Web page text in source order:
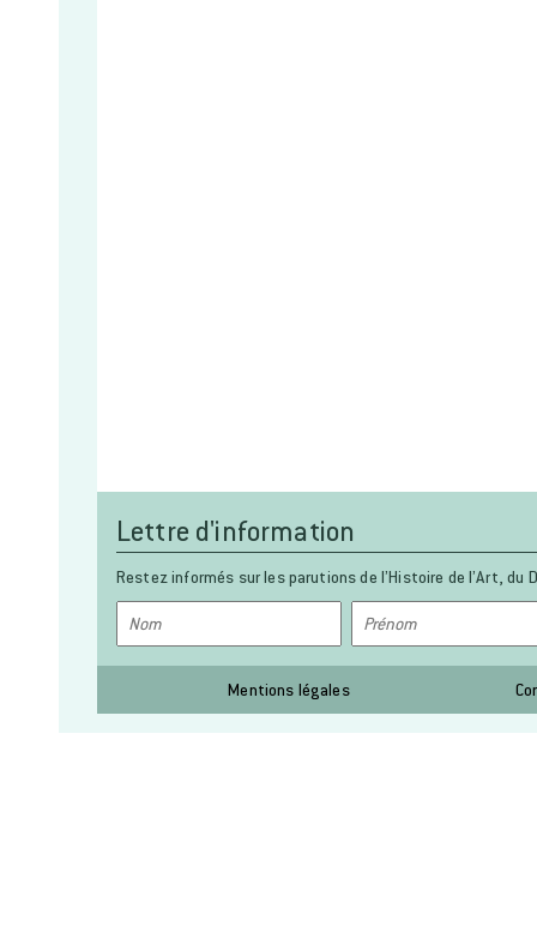
Lettre d'information
Restez informés sur les parutions de l’Histoire de l’Art, du
Mentions légales